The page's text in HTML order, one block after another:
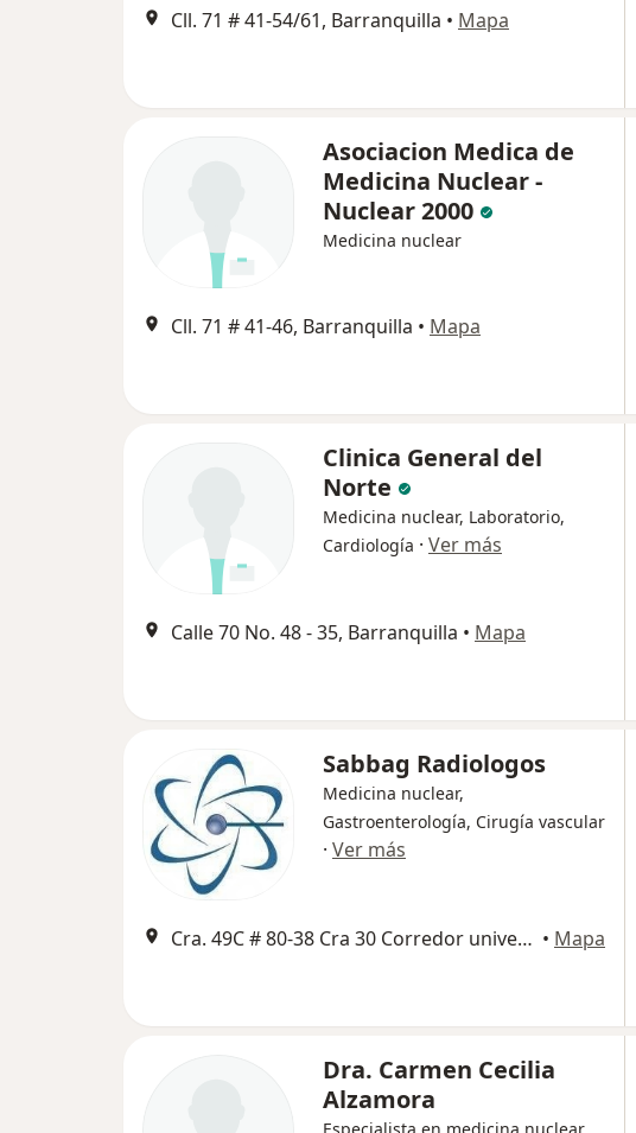
Cll. 71 # 41-54/61, Barranquilla • Mapa
Asociacion Medica de
Medicina Nuclear -
Nuclear 2000
Medicina nuclear
Cll. 71 # 41-46, Barranquilla • Mapa
Clinica General del
Norte
Medicina nuclear, Laboratorio,
Cardiología · Ver más
Calle 70 No. 48 - 35, Barranquilla • Mapa
Sabbag Radiologos
Medicina nuclear,
Gastroenterología, Cirugía vascular
· Ver más
Cra. 49C # 80-38 Cra 30 Corredor universitario 1 - 850, Barranquilla • Mapa
Dra. Carmen Cecilia
Alzamora